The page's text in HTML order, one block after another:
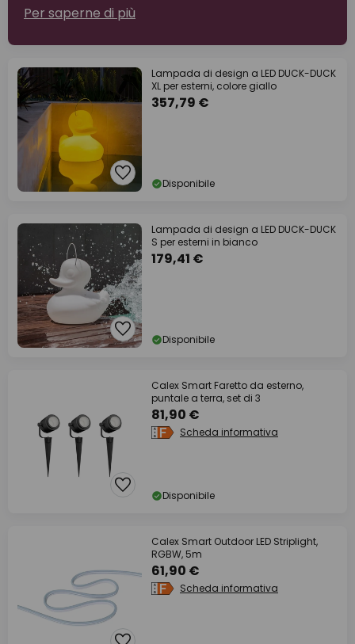
Per saperne di più
Lampada di design a LED DUCK-DUCK
XL per esterni, colore giallo
357,79 €
Disponibile
Lampada di design a LED DUCK-DUCK
S per esterni in bianco
179,41 €
Disponibile
Calex Smart Faretto da esterno,
puntale a terra, set di 3
81,90 €
Scheda informativa
Disponibile
Calex Smart Outdoor LED Striplight,
RGBW, 5m
61,90 €
Scheda informativa